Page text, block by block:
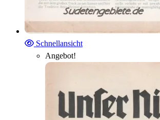
Schnellansicht
Angebot!